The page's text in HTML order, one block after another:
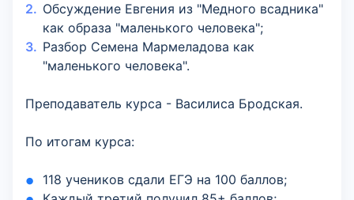
Обсуждение Евгения из "Медного всадника"
как образа "маленького человека";
Разбор Семена Мармеладова как
"маленького человека".
Преподаватель курса - Василиса Бродская.
По итогам курса:
118 учеников сдали ЕГЭ на 100 баллов;